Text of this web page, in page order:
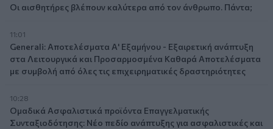
Οι αισθητήρες βλέπουν καλύτερα από τον άνθρωπο. Πάντα;
11:01
Generali: Αποτελέσματα Α' Εξαμήνου - Εξαιρετική ανάπτυξη
στα Λειτουργικά και Προσαρμοσμένα Καθαρά Αποτελέσματα
με συμβολή από όλες τις επιχειρηματικές δραστηριότητες
10:28
Ομαδικά Ασφαλιστικά προϊόντα Επαγγελματικής
Συνταξιοδότησης: Νέο πεδίο ανάπτυξης για ασφαλιστικές και